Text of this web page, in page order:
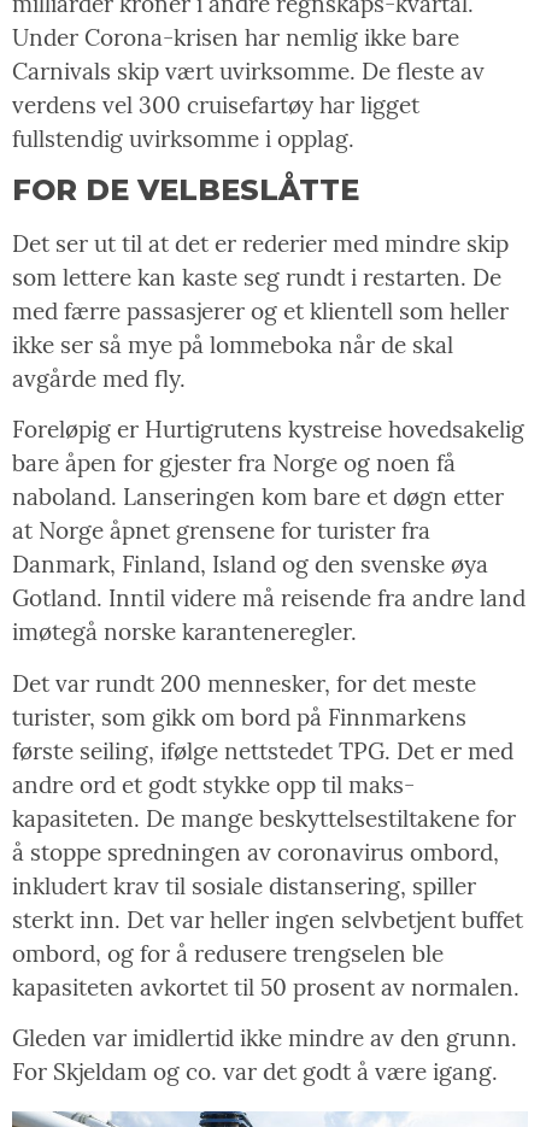
Under Corona-krisen har nemlig ikke bare
Carnivals skip vært uvirksomme. De fleste av
verdens vel 300 cruisefartøy har ligget
fullstendig uvirksomme i opplag.
FOR DE VELBESLÅTTE
Det ser ut til at det er rederier med mindre skip
som lettere kan kaste seg rundt i restarten. De
med færre passasjerer og et klientell som heller
ikke ser så mye på lommeboka når de skal
avgårde med fly.
Foreløpig er Hurtigrutens kystreise hovedsakelig
bare åpen for gjester fra Norge og noen få
naboland. Lanseringen kom bare et døgn etter
at Norge åpnet grensene for turister fra
Danmark, Finland, Island og den svenske øya
Gotland. Inntil videre må reisende fra andre land
imøtegå norske karanteneregler.
Det var rundt 200 mennesker, for det meste
turister, som gikk om bord på Finnmarkens
første seiling, ifølge nettstedet TPG. Det er med
andre ord et godt stykke opp til maks-
kapasiteten. De mange beskyttelsestiltakene for
å stoppe spredningen av coronavirus ombord,
inkludert krav til sosiale distansering, spiller
sterkt inn. Det var heller ingen selvbetjent buffet
ombord, og for å redusere trengselen ble
kapasiteten avkortet til 50 prosent av normalen.
Gleden var imidlertid ikke mindre av den grunn.
For Skjeldam og co. var det godt å være igang.